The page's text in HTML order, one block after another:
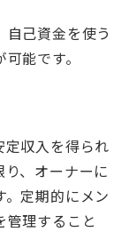
己資金を使う
能です。
収入を得られ
、オーナーに
定期的にメン
管理すること